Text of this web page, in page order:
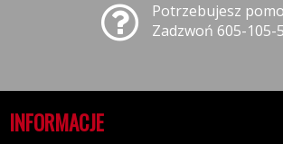
Potrzebujesz
Zadzwoń 605-105-
INFORMACJE